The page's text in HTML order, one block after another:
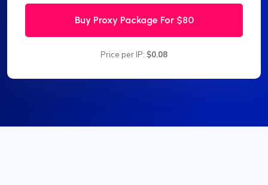
Buy Proxy Package For $80
Price per IP: $0.08